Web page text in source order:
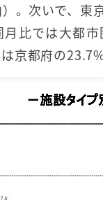
。次いで、
比では大都
京都府の23.7%